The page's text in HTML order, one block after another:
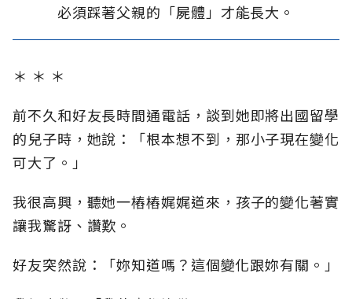
必須踩著父親的「屍體」才能長大。
＊ ＊ ＊
前不久和好友長時間通電話，談到她即將出國留學
的兒子時，她說：「根本想不到，那小子現在變化
可大了。」
我很高興，聽她一樁樁娓娓道來，孩子的變化著實
讓我驚訝、讚歎。
好友突然說：「妳知道嗎？這個變化跟妳有關。」